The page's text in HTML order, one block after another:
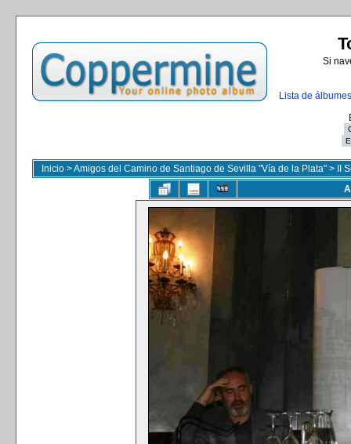
Si
Lista de álbumes
Inicio >Amigos del Camino de Santiago de Sevilla "Vía de la Plata" >
II